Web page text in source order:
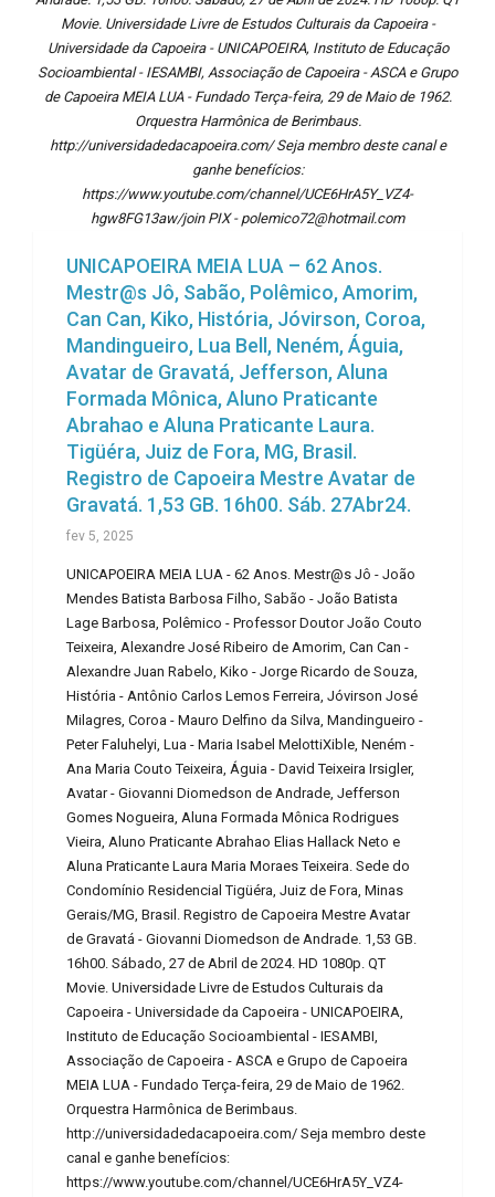
Movie. Universidade Livre de Estudos Culturais da Capoeira -
Universidade da Capoeira - UNICAPOEIRA, Instituto de Educação
Socioambiental - IESAMBI, Associação de Capoeira - ASCA e Grupo
de Capoeira MEIA LUA - Fundado Terça-feira, 29 de Maio de 1962.
Orquestra Harmônica de Berimbaus.
http://universidadedacapoeira.com/ Seja membro deste canal e
ganhe benefícios:
https://www.youtube.com/channel/UCE6HrA5Y_VZ4-
hgw8FG13aw/join PIX - polemico72@hotmail.com
UNICAPOEIRA MEIA LUA – 62 Anos.
Mestr@s Jô, Sabão, Polêmico, Amorim,
Can Can, Kiko, História, Jóvirson, Coroa,
Mandingueiro, Lua Bell, Neném, Águia,
Avatar de Gravatá, Jefferson, Aluna
Formada Mônica, Aluno Praticante
Abrahao e Aluna Praticante Laura.
Tigüéra, Juiz de Fora, MG, Brasil.
Registro de Capoeira Mestre Avatar de
Gravatá. 1,53 GB. 16h00. Sáb. 27Abr24.
fev 5, 2025
UNICAPOEIRA MEIA LUA - 62 Anos. Mestr@s Jô - João
Mendes Batista Barbosa Filho, Sabão - João Batista
Lage Barbosa, Polêmico - Professor Doutor João Couto
Teixeira, Alexandre José Ribeiro de Amorim, Can Can -
Alexandre Juan Rabelo, Kiko - Jorge Ricardo de Souza,
História - Antônio Carlos Lemos Ferreira, Jóvirson José
Milagres, Coroa - Mauro Delfino da Silva, Mandingueiro -
Peter Faluhelyi, Lua - Maria Isabel MelottiXible, Neném -
Ana Maria Couto Teixeira, Águia - David Teixeira Irsigler,
Avatar - Giovanni Diomedson de Andrade, Jefferson
Gomes Nogueira, Aluna Formada Mônica Rodrigues
Vieira, Aluno Praticante Abrahao Elias Hallack Neto e
Aluna Praticante Laura Maria Moraes Teixeira. Sede do
Condomínio Residencial Tigüéra, Juiz de Fora, Minas
Gerais/MG, Brasil. Registro de Capoeira Mestre Avatar
de Gravatá - Giovanni Diomedson de Andrade. 1,53 GB.
16h00. Sábado, 27 de Abril de 2024. HD 1080p. QT
Movie. Universidade Livre de Estudos Culturais da
Capoeira - Universidade da Capoeira - UNICAPOEIRA,
Instituto de Educação Socioambiental - IESAMBI,
Associação de Capoeira - ASCA e Grupo de Capoeira
MEIA LUA - Fundado Terça-feira, 29 de Maio de 1962.
Orquestra Harmônica de Berimbaus.
http://universidadedacapoeira.com/ Seja membro deste
canal e ganhe benefícios:
https://www.youtube.com/channel/UCE6HrA5Y_VZ4-